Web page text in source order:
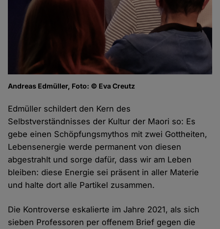
Andreas Edmüller, Foto: © Eva Creutz
Edmüller schildert den Kern des
Selbstverständnisses der Kultur der Maori so: Es
gebe einen Schöpfungsmythos mit zwei Gottheiten,
Lebensenergie werde permanent von diesen
abgestrahlt und sorge dafür, dass wir am Leben
bleiben: diese Energie sei präsent in aller Materie
und halte dort alle Partikel zusammen.
Die Kontroverse eskalierte im Jahre 2021, als sich
sieben Professoren per offenem Brief gegen die